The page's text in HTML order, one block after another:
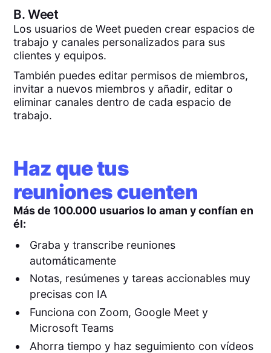
B.Weet
Los usuarios de Weet pueden crear espacios de
trabajo y canales personalizados para sus
clientes y equipos.
También puedes editar permisos de miembros,
invitar a nuevos miembros y añadir, editar o
eliminar canales dentro de cada espacio de
trabajo.
Haz que tus
reuniones cuenten
Más de 100.000 usuarios lo aman y confían en
él:
Graba y transcribe reuniones
automáticamente
Notas, resúmenes y tareas accionables muy
precisas con IA
Funciona con Zoom, Google Meet y
Microsoft Teams
Ahorra tiempo y haz seguimiento con vídeos